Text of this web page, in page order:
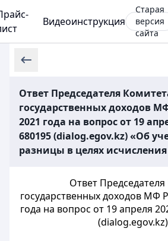
Видеоинструкция
Старая
версия
сайта
Ответ Председателя
государственных доходов
2021 года на вопрос от 19
680195 (dialog.egov.kz) «Об
разницы в целях
Ответ
государственных доходов МФ
года на вопрос от 19 апреля
(dialog.egov.kz)